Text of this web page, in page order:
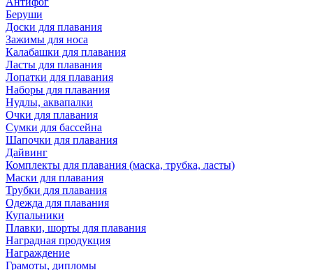
Беруши
Доски для плавания
Зажимы для носа
Калабашки для плавания
Ласты для плавания
Лопатки для плавания
Наборы для плавания
Нудлы, аквапалки
Очки для плавания
Сумки для бассейна
Шапочки для плавания
Дайвинг
Комплекты для плавания (маска, трубка, ласты)
Маски для плавания
Трубки для плавания
Одежда для плавания
Купальники
Плавки, шорты для плавания
Наградная продукция
Награждение
Грамоты, дипломы